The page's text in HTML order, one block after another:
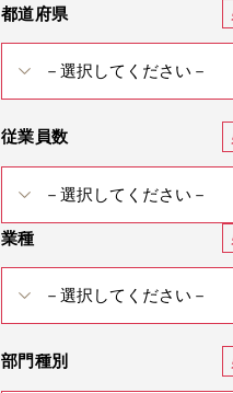
都道府県
従業員数
業種
部門種別